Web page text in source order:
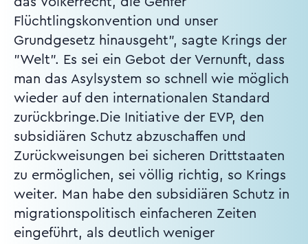
Flüchtlingskonvention und unser
Grundgesetz hinausgeht", sagte Krings der
"Welt". Es sei ein Gebot der Vernunft, dass
man das Asylsystem so schnell wie möglich
wieder auf den internationalen Standard
zurückbringe.Die Initiative der EVP, den
subsidiären Schutz abzuschaffen und
Zurückweisungen bei sicheren Drittstaaten
zu ermöglichen, sei völlig richtig, so Krings
weiter. Man habe den subsidiären Schutz in
migrationspolitisch einfacheren Zeiten
eingeführt, als deutlich weniger